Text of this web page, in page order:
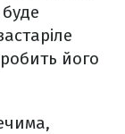
його